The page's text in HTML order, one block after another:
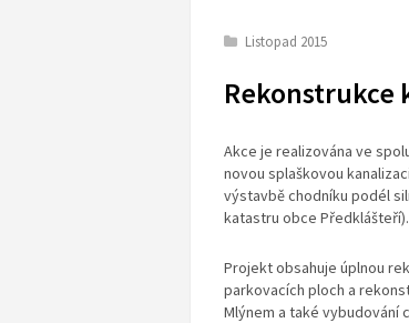
Listopad 2015
Rekonstrukce
Akce je realizována ve
novou splaškovou
výstavbě chodníku podél
katastru obce Předklášteří).
Projekt obsahuje úplnou
parkovacích ploch a
Mlýnem a také vybudování